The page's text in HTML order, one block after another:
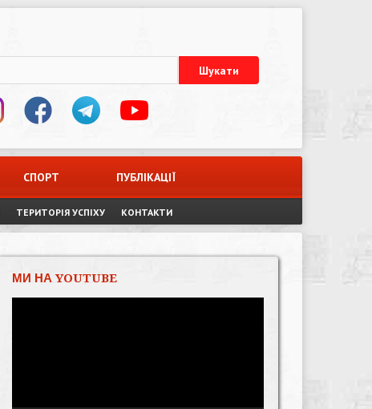
СПОРТ ПУБЛІКАЦІЇ
ТЕРИТОРІЯ УСПІХУ КОНТАКТИ
МИ НА YOUTUBE